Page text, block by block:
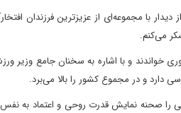
دیدار با مجموعه‌ای از عزیزترین فرزندان
می‌کنم.
و با اشاره به سخنان جامع وزیر ورزش
دارد و در مجموع کشور را بالا می‌برد.
را صحنه نمایش قدرت روحی و اعتماد به